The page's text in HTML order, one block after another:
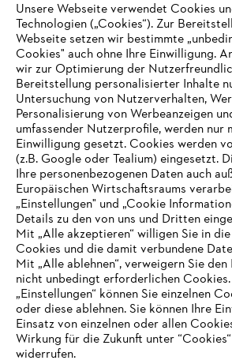
Betriebsstoffe
Persönliche Schutzausrüstung
Bleib auf dem Laufenden
Newsletter
IHR BROWSER WIRD
UNTERSTÜTZT
Unsere Webseite verwendet Cookies
Technologien („Cookies“). Zur
Webseite setzen wir bestimmte
Cookies" auch ohne Ihre Einwilligung.
wir zur Optimierung der
Bereitstellung personalisierter Inhalte
Untersuchung von Nutzerverhalten,
Personalisierung von Werbeanzeigen
umfassender Nutzerprofile, werden nur
Einwilligung gesetzt. Cookies werden
(z.B. Google oder Tealium) eingesetzt.
Ihre personenbezogenen Daten auch
Europäischen Wirtschaftsraums
„Einstellungen" und „Cookie
Details zu den von uns und Dritten
Mit „Alle akzeptieren“ willigen Sie in
Cookies und die damit verbundene
Mit „Alle ablehnen“, verweigern Sie
nicht unbedingt erforderlichen
„Einstellungen“ können Sie einzelnen
oder diese ablehnen. Sie können Ihre
Einsatz von einzelnen oder allen
Wirkung für die Zukunft unter
widerrufen.